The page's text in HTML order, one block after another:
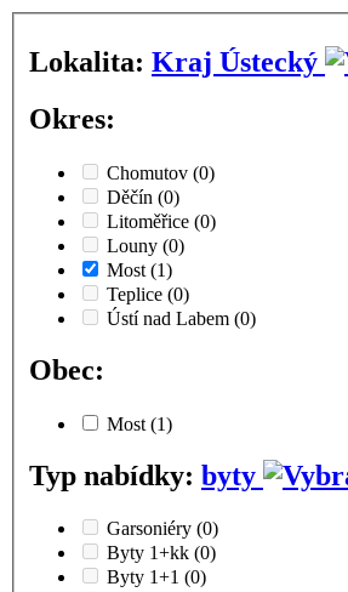
Lokalita:
Kraj Ústecký
Okres:
Chomutov (0)
Děčín (0)
Litoměřice (0)
Louny (0)
Most (1)
Teplice (0)
Ústí nad Labem (0)
Obec:
Most (1)
Typ nabídky: byty
Garsoniéry (0)
Byty 1+kk (0)
Byty 1+1 (0)